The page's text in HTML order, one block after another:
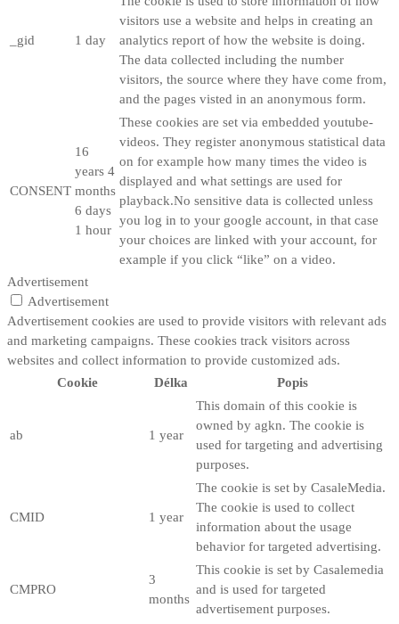
_gid 1 day
visitors use a website and helps in creating an
analytics report of how the website is doing.
The data collected including the number
visitors, the source where they have come from,
and the pages visted in an anonymous form.
CONSENT
16
years 4
months
6 days
1 hour
These cookies are set via embedded youtube-
videos. They register anonymous statistical data
on for example how many times the video is
displayed and what settings are used for
playback.No sensitive data is collected unless
you log in to your google account, in that case
your choices are linked with your account, for
example if you click “like” on a video.
Advertisement
Advertisement
Advertisement cookies are used to provide visitors with relevant ads
and marketing campaigns. These cookies track visitors across
websites and collect information to provide customized ads.
Cookie
Délka Popis
ab 1 year
This domain of this cookie is
owned by agkn. The cookie is
used for targeting and advertising
purposes.
CMID 1 year
The cookie is set by CasaleMedia.
The cookie is used to collect
information about the usage
behavior for targeted advertising.
CMPRO
3
months
This cookie is set by Casalemedia
and is used for targeted
advertisement purposes.